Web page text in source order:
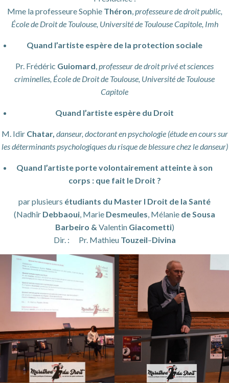
Mme la professeure Sophie Théron,professeure de droit public,
École de Droit de Toulouse, Université de Toulouse Capitole, Imh
Quand l’artiste espère de la protection sociale
Pr. Frédéric Guiomard,professeur de droit privé et sciences
criminelles, École de Droit de Toulouse, Université de Toulouse
Capitole
Quand l’artiste espère du Droit
M. Idir Chatar, danseur, doctorant en psychologie (étude en cours sur
les déterminants psychologiques du risque de blessure chez le danseur)
Quand l’artiste porte volontairement atteinte à son
corps : que fait le Droit ?
par plusieurs étudiants du Master I Droit de la Santé
(Nadhîr Debbaoui, Marie Desmeules, Mélanie deSousa
Barbeiro & Valentin Giacometti)
Dir. : Pr. Mathieu Touzeil–Divina